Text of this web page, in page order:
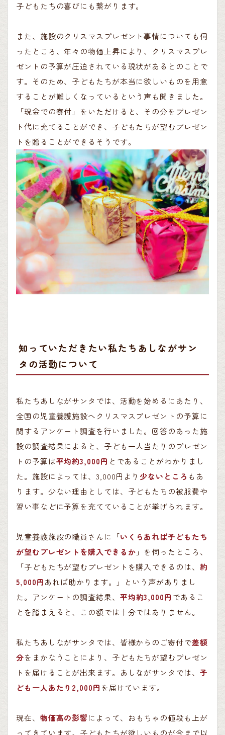
子どもたちの喜びにも繋がります。
また、施設のクリスマスプレゼント事情についても伺
ったところ、年々の物価上昇により、クリスマスプレ
ゼントの予算が圧迫されている現状があるとのことで
す。そのため、子どもたちが本当に欲しいものを用意
することが難しくなっているという声も聞きました。
「現金での寄付」をいただけると、その分をプレゼン
ト代に充てることができ、子どもたちが望むプレゼン
トを贈ることができるそうです。
知っていただきたい私たちあしながサン
タの活動について
私たちあしながサンタでは、活動を始めるにあたり、
全国の児童養護施設へクリスマスプレゼントの予算に
関するアンケート調査を行いました。回答のあった施
設の調査結果によると、子ども一人当たりのプレゼン
トの予算は平均約3,000円 とであることがわかりまし
た。施設によっては、3,000円より 少ないところ もあ
ります。少ない理由としては、子どもたちの被服費や
習い事などに予算を充てていることが挙げられます。
児童養護施設の職員さんに「いくらあれば子どもたち
が望むプレゼントを購入できるか 」を伺ったところ、
「子どもたちが望むプレゼントを購入できるのは、 約
5,000円あれば助かります。」という声がありまし
た。アンケートの調査結果、 平均約3,000円 であるこ
とを踏まえると、この額では十分ではありません。
私たちあしながサンタでは、皆様からのご寄付で差額
分をまかなうことにより、子どもたちが望むプレゼン
トを届けることが出来ます。あしながサンタでは、 子
ども一人あたり2,000円 を届けています。
現在、 物価高の影響によって、おもちゃの値段も上が
ってきています。子どもたちが欲しいものが今まで以